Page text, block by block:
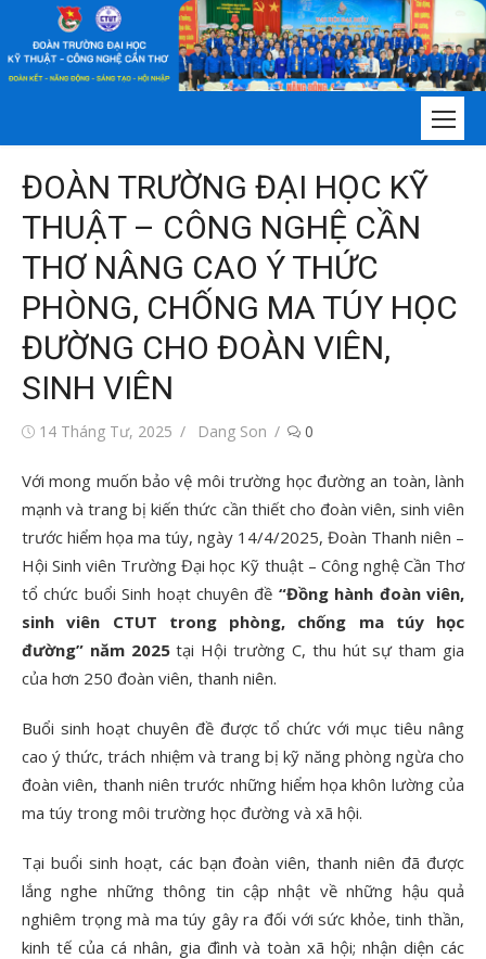
nội
ĐOÀN TRƯỜNG ĐẠI HỌC KỸ
THUẬT – CÔNG NGHỆ CẦN
THƠ NÂNG CAO Ý THỨC
PHÒNG, CHỐNG MA TÚY HỌC
ĐƯỜNG CHO ĐOÀN VIÊN,
SINH VIÊN
Đăng14 Tháng Tư, 2025
Tác
Dang Son 0
Với mong muốn bảo vệ môi trường học đường an toàn, lành
mạnh và trang bị kiến thức cần thiết cho đoàn viên, sinh viên
trước hiểm họa ma túy, ngày 14/4/2025, Đoàn Thanh niên –
Hội Sinh viên Trường Đại học Kỹ thuật – Công nghệ Cần Thơ
tổ chức buổi Sinh hoạt chuyên đề “Đồng hành đoàn viên,
sinh viên CTUT trong phòng, chống ma túy học
đường” năm 2025tại Hội trường C, thu hút sự tham gia
của hơn 250 đoàn viên, thanh niên.
Buổi sinh hoạt chuyên đề được tổ chức với mục tiêu nâng
cao ý thức, trách nhiệm và trang bị kỹ năng phòng ngừa cho
đoàn viên, thanh niên trước những hiểm họa khôn lường của
ma túy trong môi trường học đường và xã hội.
Tại buổi sinh hoạt, các bạn đoàn viên, thanh niên đã được
lắng nghe những thông tin cập nhật về những hậu quả
nghiêm trọng mà ma túy gây ra đối với sức khỏe, tinh thần,
kinh tế của cá nhân, gia đình và toàn xã hội; nhận diện các